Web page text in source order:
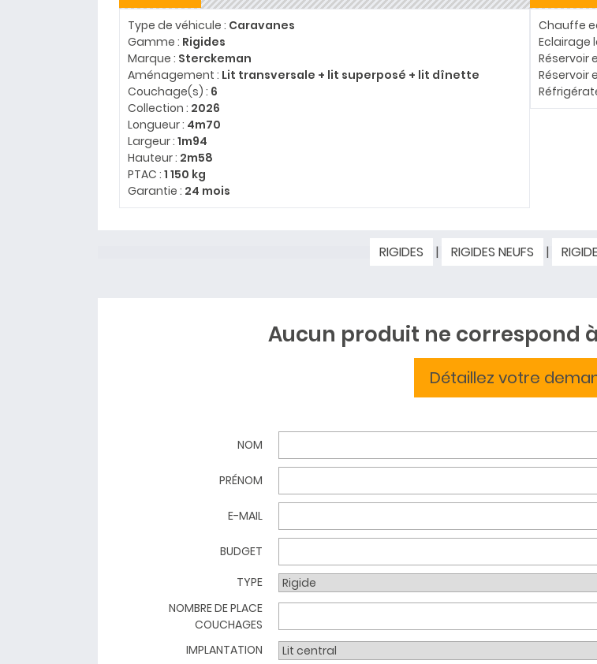
Type de véhicule : Caravanes
Gamme : Rigides
Marque : Sterckeman
Aménagement : Lit transversale + lit superposé + lit dînette
Couchage(s) : 6
Collection : 2026
Longueur : 4m70
Largeur :1m94
Hauteur : 2m58
PTAC :1 150 kg
Garantie : 24 mois
Chauffe
Eclairage
Réservoir
Réservoir
RIGIDES | RIGIDES NEUFS |
Aucun produit ne correspond
Détaillez votre
NOM
PRÉNOM
E-MAIL
BUDGET
TYPE
NOMBRE DE PLACE
COUCHAGES
IMPLANTATION